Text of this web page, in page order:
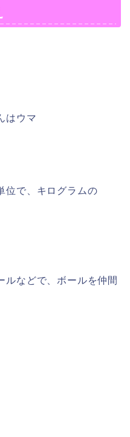
はウマ
位で、キログラムの
ルなどで、ボールを仲間